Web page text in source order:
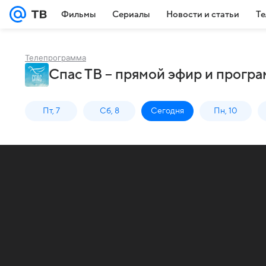
Фильмы Сериалы Новости и статьи
Телепрограмма
Спас ТВ – прямой эфир и
Пт, 7 Сб, 8 Сегодня Пн, 10